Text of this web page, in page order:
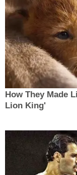
How They Made
Lion King'